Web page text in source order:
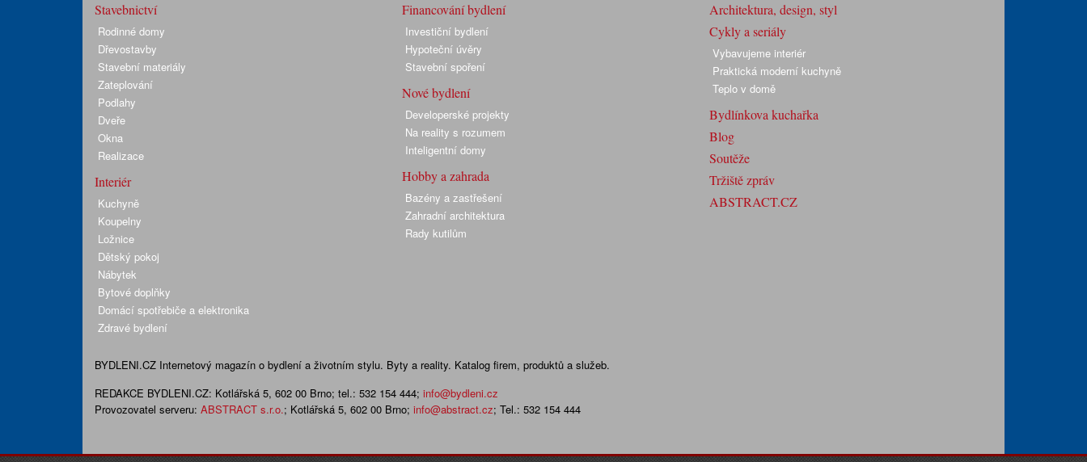
Stavebnictví
Rodinné domy
Dřevostavby
Stavební materiály
Zateplování
Podlahy
Dveře
Okna
Realizace
Interiér
Kuchyně
Koupelny
Ložnice
Dětský pokoj
Nábytek
Bytové doplňky
Domácí spotřebiče a elektronika
Zdravé bydlení
Financování bydlení
Investiční bydlení
Hypoteční úvěry
Stavební spoření
Nové bydlení
Developerské projekty
Na reality s rozumem
Inteligentní domy
Hobby a zahrada
Bazény a zastřešení
Zahradní architektura
Rady kutilům
Architektura, design, styl
Cykly a seriály
Vybavujeme interiér
Praktická moderní kuchyně
Teplo v domě
Bydlínkova kuchařka
Blog
Soutěže
Tržiště zpráv
ABSTRACT.CZ
BYDLENI.CZ Internetový magazín o bydlení a životním stylu. Byty a reality. Katalog firem, produktů a služeb.
REDAKCE BYDLENI.CZ: Kotlářská 5, 602 00 Brno; tel.: 532 154 444; info@bydleni.cz
Provozovatel serveru: ABSTRACT s.r.o.; Kotlářská 5, 602 00 Brno; info@abstract.cz; Tel.: 532 154 444